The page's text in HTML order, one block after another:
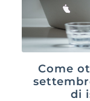
Come
di